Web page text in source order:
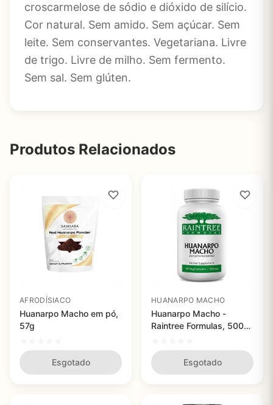
croscarmelose de sódio e dióxido de silício.
Cor natural. Sem amido. Sem açúcar. Sem
leite. Sem conservantes. Vegetariana. Livre
de trigo. Livre de milho. Sem fermento.
Sem sal. Sem glúten.
Produtos Relacionados
AFRODÍSIACO
Huanarpo Macho em pó,
57g
Esgotado
HUANARPO MACHO
Huanarpo Macho -
Raintree Formulas, 500
Esgotado